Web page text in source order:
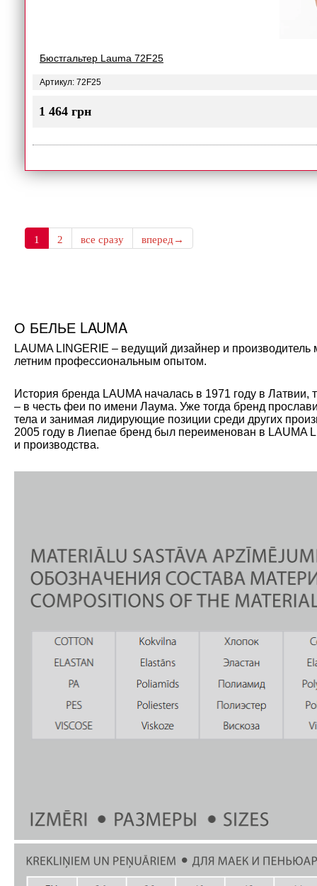
Бюстгальтер Lauma 72F25
Артикул: 72F25
1 464 грн
1 2 все сразу вперед→
О БЕЛЬЕ LAUMA
LAUMA LINGERIE – ведущий дизайнер и
летним профессиональным опытом.
История бренда LAUMA началась в 1971 году в
– в честь феи по имени Лаума. Уже тогда бренд
тела и занимая лидирующие позиции среди других
2005 году в Лиепае бренд был переименован в LAUMA
и производства.